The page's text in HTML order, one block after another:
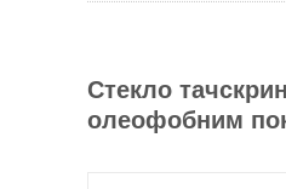
Стекло
олеофобним